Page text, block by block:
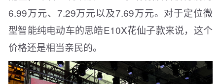
6.99万元、7.29万元以及7.69万元。对于定位微
型智能纯电动车的思皓E10X花仙子款来说，这个
价格还是相当亲民的。